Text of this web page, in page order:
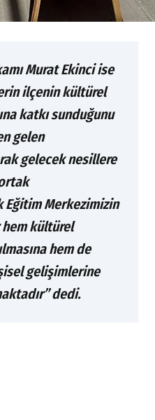
Murat Ekinci ise
ilçenin kültürel
katkı sunduğunu
gelen
gelecek nesillere
Merkezimizin
kültürel
hem de
gelişimlerine
dedi.